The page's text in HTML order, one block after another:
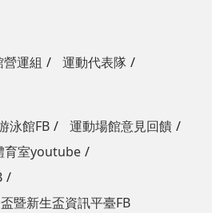
營運組
運動代表隊
泳館FB
運動場館意見回饋
育室youtube
暨新生盃資訊平臺FB